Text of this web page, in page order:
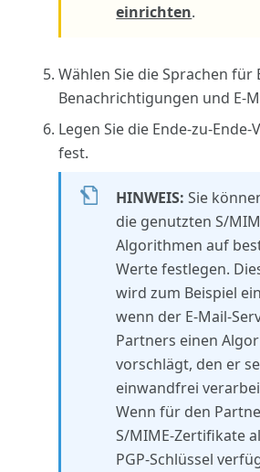
einrichten.
Wählen Sie die Sprachen für
Benachrichtigungen und E-
Legen Sie die Ende-zu-
fest.
HINWEIS:Sie
die genutzten S/
Algorithmen auf
Werte festlegen.
wird zum Beispiel
wenn der E-Mail-
Partners einen
vorschlägt, den er
einwandfrei
Wenn für den
S/MIME-Zertifikate
PGP-Schlüssel